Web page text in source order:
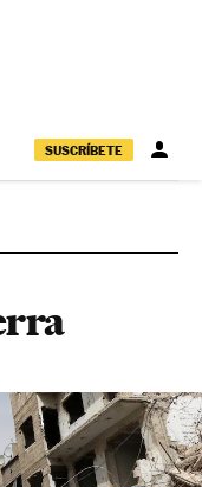
SUSCRÍBETE